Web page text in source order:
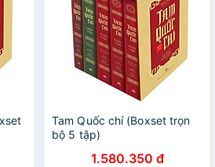
Tam Quốc chí (Boxset trọn
bộ 5 tập)
1.580.350 đ